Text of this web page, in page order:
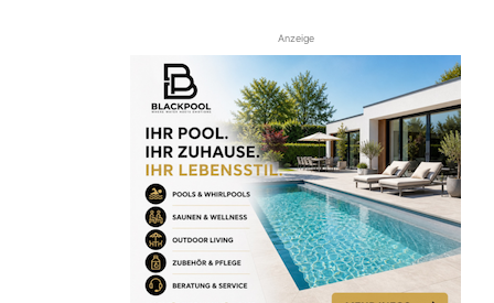
Anzeige